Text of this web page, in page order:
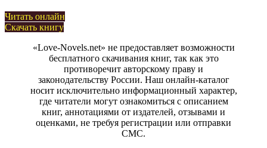
Читать онлайн
Скачать книгу
«Love-Novels.net» не предоставляет возможности
бесплатного скачивания книг, так как это
противоречит авторскому праву и
законодательству России. Наш онлайн-каталог
носит исключительно информационный характер,
где читатели могут ознакомиться с описанием
книг, аннотациями от издателей, отзывами и
оценками, не требуя регистрации или отправки
СМС.